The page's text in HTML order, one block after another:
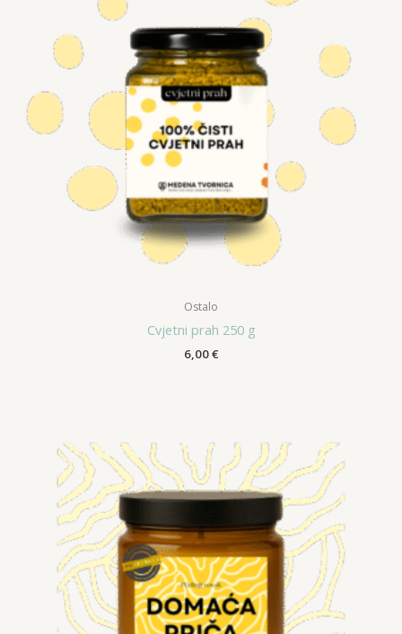
Ostalo
Cvjetni prah 250 g
6,00€